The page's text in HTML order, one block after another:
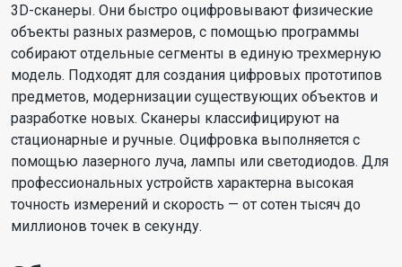
3D-сканеры. Они быстро оцифровывают физические
объекты разных размеров, с помощью программы
собирают отдельные сегменты в единую трехмерную
модель. Подходят для создания цифровых прототипов
предметов, модернизации существующих объектов и
разработке новых. Сканеры классифицируют на
стационарные и ручные. Оцифровка выполняется с
помощью лазерного луча, лампы или светодиодов. Для
профессиональных устройств характерна высокая
точность измерений и скорость — от сотен тысяч до
миллионов точек в секунду.